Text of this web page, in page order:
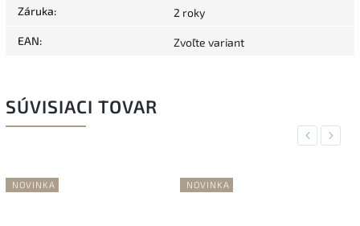
Záruka: 2 roky
EAN: Zvoľte variant
SÚVISIACI TOVAR
Previous
NOVINKA NOVINKA
Next